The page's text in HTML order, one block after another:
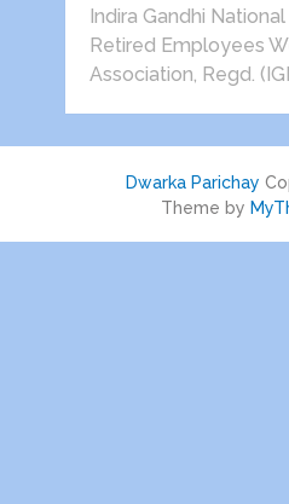
Indira Gandhi
Retired Employees
Association, Regd.
Dwarka Parichay
Theme by